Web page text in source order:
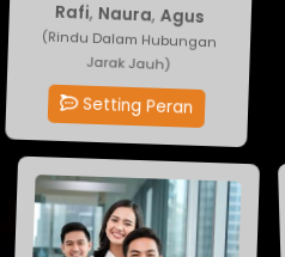
Rafi,Naura,Agus
(Rindu Dalam Hubungan
Jarak Jauh)
Setting Peran